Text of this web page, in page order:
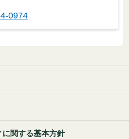
0974
に関する基本方針